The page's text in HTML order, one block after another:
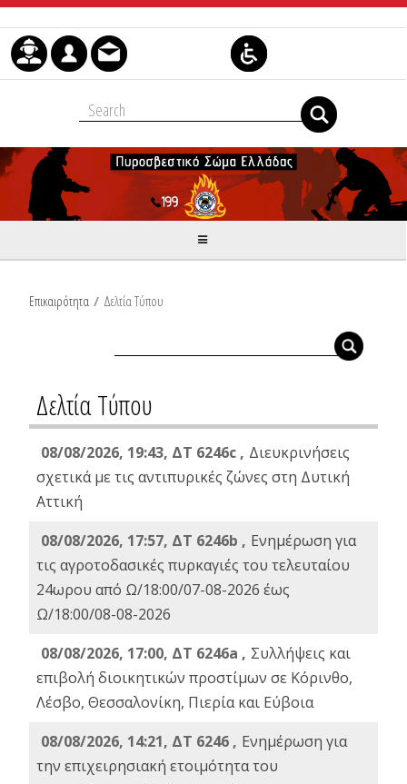
Skip to Content
Επικαιρότητα / Δελτία Τύπου
Δελτία Τύπου
08/08/2026, 19:43, ΔT 6246c , Διευκρινήσεις
σχετικά με τις αντιπυρικές ζώνες στη Δυτική
Αττική
08/08/2026, 17:57, ΔΤ 6246b , Ενημέρωση για
τις αγροτοδασικές πυρκαγιές του τελευταίου
24ωρου από Ω/18:00/07-08-2026 έως
Ω/18:00/08-08-2026
08/08/2026, 17:00, ΔΤ 6246a , Συλλήψεις και
επιβολή διοικητικών προστίμων σε Κόρινθο,
Λέσβο, Θεσσαλονίκη, Πιερία και Εύβοια
08/08/2026, 14:21, ΔΤ 6246 , Ενημέρωση για
την επιχειρησιακή ετοιμότητα του